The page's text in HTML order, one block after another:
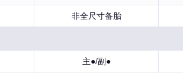
非全尺寸备胎
主●/副●